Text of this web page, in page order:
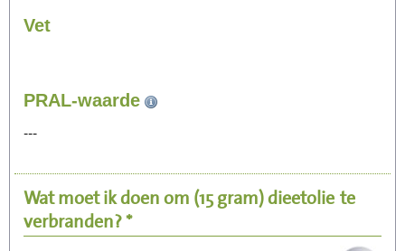
Vet
PRAL-waarde
---
Wat moet ik doen om (15 gram)dieetolie te
verbranden? *
Zitten, tv kijken
Wandelen (5 km/uur) 24